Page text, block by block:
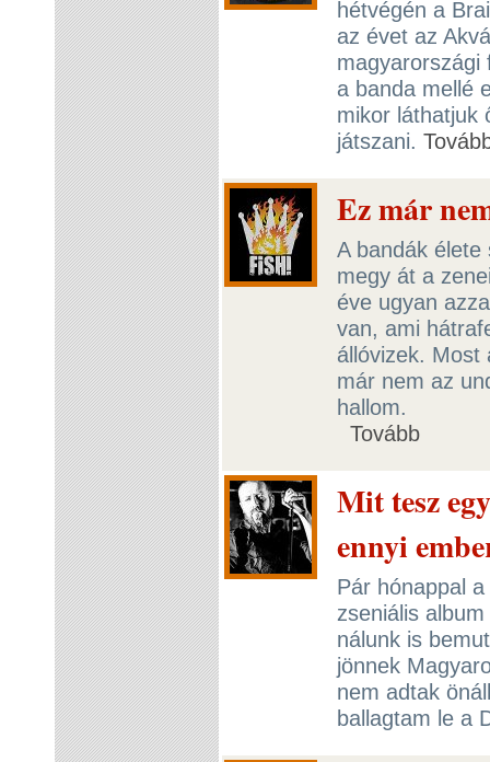
hétvégén a
az évet az
magyarországi
a banda mellé
mikor láthatjuk
játszani.
Ez már
A bandák
megy át a
éve ugyan
van, ami
állóvizek. Most
már nem az
hallom.
Tovább
Mit tesz
ennyi
Pár hónappal
zseniális
nálunk is
jönnek
nem adtak
ballagtam le a